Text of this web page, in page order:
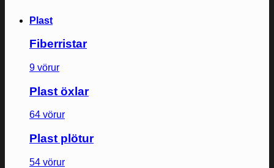
Plast
Fiberristar
9 vörur
Plast öxlar
64 vörur
Plast plötur
54 vörur